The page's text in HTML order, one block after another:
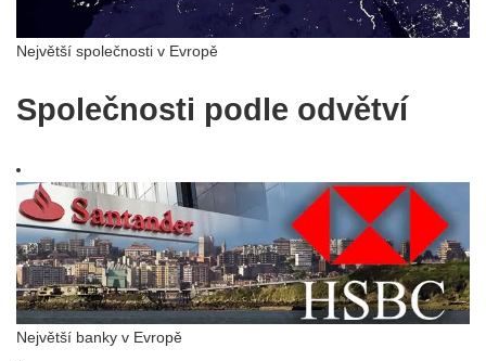
Největší společnosti v Evropě
Společnosti podle odvětví
Největší banky v Evropě